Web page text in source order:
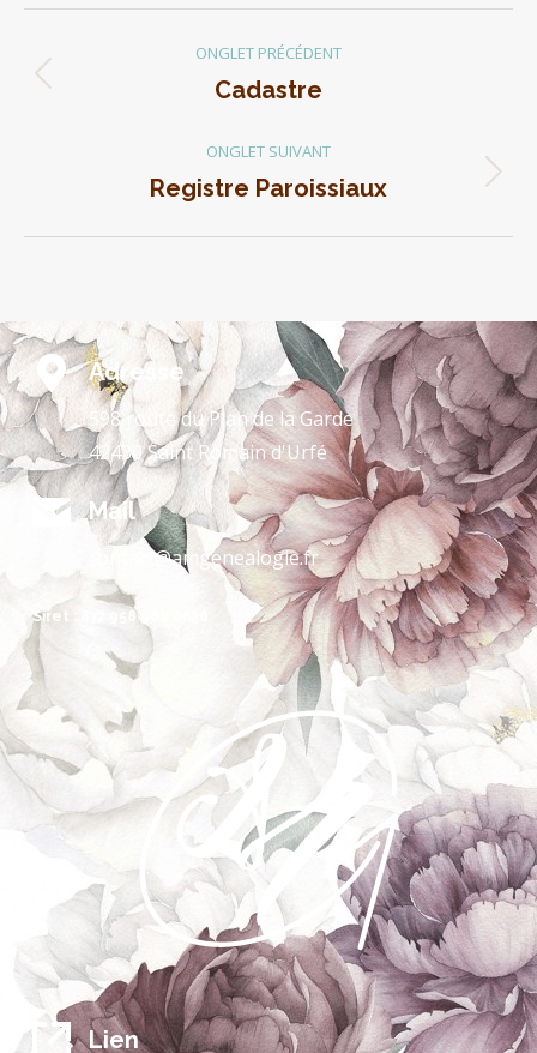
ONGLET PRÉCÉDENT
Cadastre
ONGLET SUIVANT
Registre Paroissiaux
Adresse
598 route du Plan de la Garde
42430 Saint Romain d'Urfé
Mail
contact@amgenealogie.fr
Siret : 837 958 982 0030
Lien